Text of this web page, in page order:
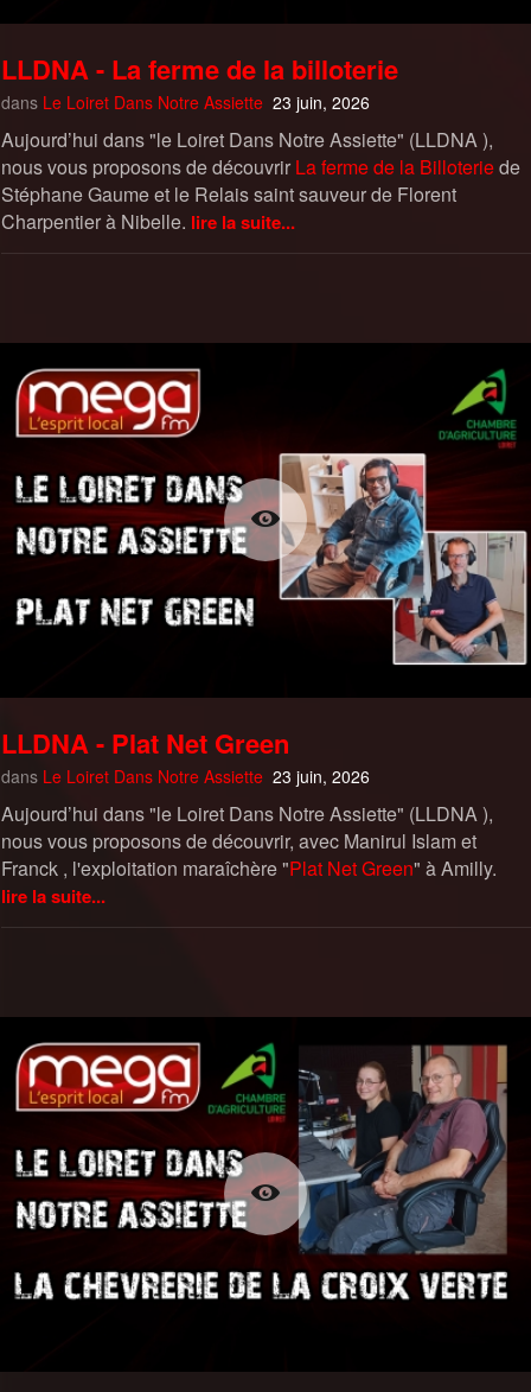
LLDNA - La ferme de la billoterie
dans Le Loiret Dans Notre Assiette 23 juin, 2026
Aujourd’hui dans "le Loiret Dans Notre Assiette" (LLDNA ),
nous vous proposons de découvrir La ferme de la Billoteriede
Stéphane Gaume et le Relais saint sauveur de Florent
Charpentier à Nibelle. lire la suite...
LLDNA - Plat Net Green
dans Le Loiret Dans Notre Assiette 23 juin, 2026
Aujourd’hui dans "le Loiret Dans Notre Assiette" (LLDNA ),
nous vous proposons de découvrir, avec Manirul Islam et
Franck , l'exploitation maraîchère "Plat Net Green" à Amilly.
lire la suite...